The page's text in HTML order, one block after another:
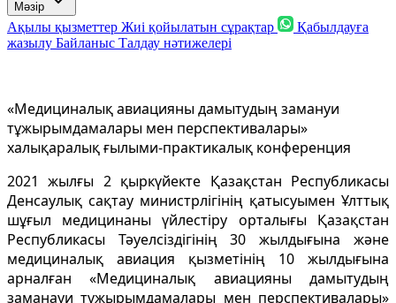
Мәзір
Ақылы қызметтер Жиі қойылатын сұрақтар
Қабылдауға
жазылу Байланыс Талдау нәтижелері
«Медициналық авиацияны дамытудың замануи
тұжырымдамалары мен перспективалары»
халықаралық ғылыми-практикалық конференция
2021 жылғы 2 қыркүйекте Қазақстан Республикасы
Денсаулық сақтау министрлігінің қатысуымен Ұлттық
шұғыл медицинаны үйлестіру орталығы Қазақстан
Республикасы Тәуелсіздігінің 30 жылдығына және
медициналық авиация қызметінің 10 жылдығына
арналған «Медициналық авиацияны дамытудың
заманауи тұжырымдамалары мен перспективалары»